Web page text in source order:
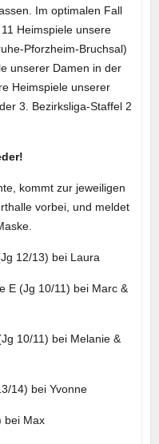
Im optimalen Fall
Heimspiele unsere
Pforzheim-Bruchsal)
unserer Damen in der
Heimspiele unserer
3. Bezirksliga-Staffel 2
kommt zur jeweiligen
vorbei, und meldet
12/13) bei Laura
E (Jg 10/11) bei Marc &
10/11) bei Melanie &
14) bei Yvonne
bei Max